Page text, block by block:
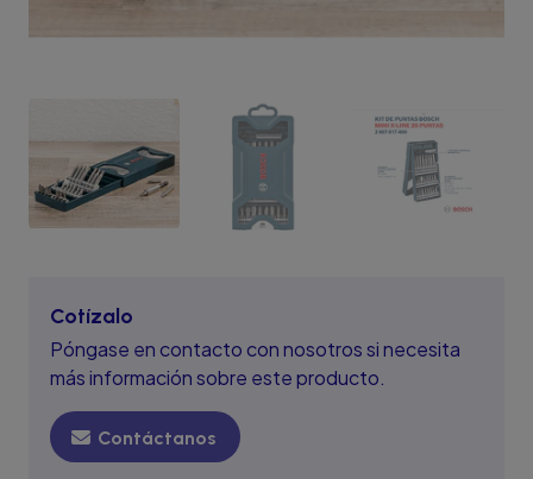
Cotízalo
Póngase en contacto con nosotros si necesita
más información sobre este producto.
Contáctanos